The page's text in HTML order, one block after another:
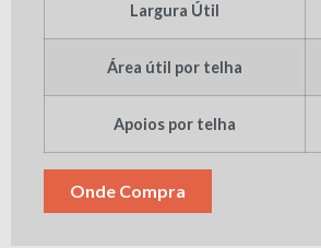
Largura Útil
Área útil por telha
Apoios por telha
Onde Compra